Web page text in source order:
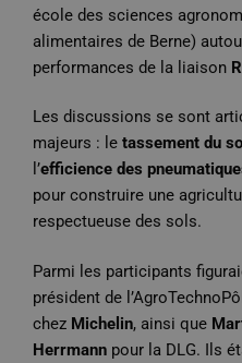
école des sciences
alimentaires de Berne)
performances de la liaison
Les discussions se sont
majeurs : letassement du sol
l’efficience des
pour construire une
respectueuse des sols.
Parmi les participants
président de
chez Michelin, ainsi que
Herrmann pour la DLG. Ils